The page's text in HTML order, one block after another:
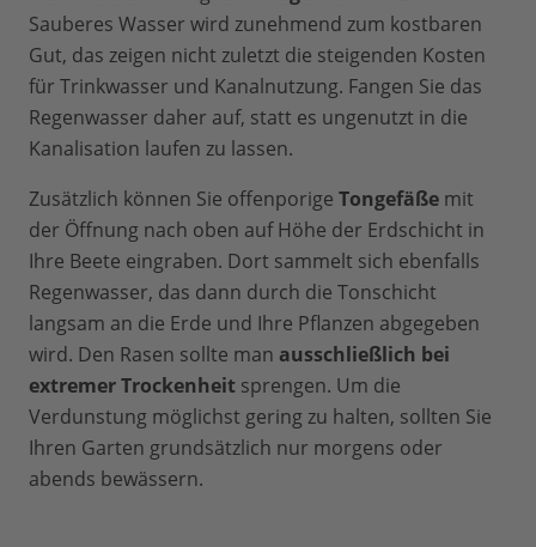
Sauberes Wasser wird zunehmend zum kostbaren
Gut, das zeigen nicht zuletzt die steigenden Kosten
für Trinkwasser und Kanalnutzung. Fangen Sie das
Regenwasser daher auf, statt es ungenutzt in die
Kanalisation laufen zu lassen.
Zusätzlich können Sie offenporige Tongefäße mit
der Öffnung nach oben auf Höhe der Erdschicht in
Ihre Beete eingraben. Dort sammelt sich ebenfalls
Regenwasser, das dann durch die Tonschicht
langsam an die Erde und Ihre Pflanzen abgegeben
wird. Den Rasen sollte man ausschließlich bei
extremer Trockenheit sprengen. Um die
Verdunstung möglichst gering zu halten, sollten Sie
Ihren Garten grundsätzlich nur morgens oder
abends bewässern.